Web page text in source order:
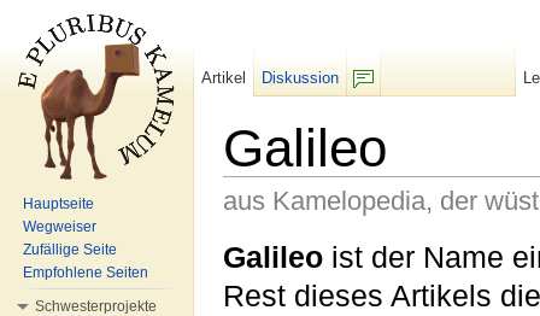
Galileo
aus Kamelopedia, der
Galileo ist der Name
Rest dieses Artikels
Artikel
Diskussion
Hauptseite
Wegweiser
Zufällige Seite
Empfohlene Seiten
Schwesterprojekte